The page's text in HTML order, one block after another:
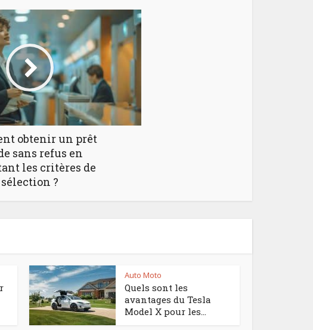
obtenir un prêt
sans refus en
les critères de
sélection ?
Auto Moto
Quels sont les
avantages du Tesla
Model X pour les...